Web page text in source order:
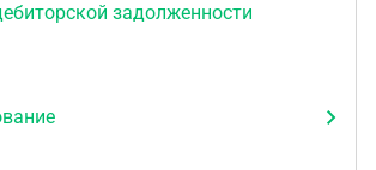
задолженности